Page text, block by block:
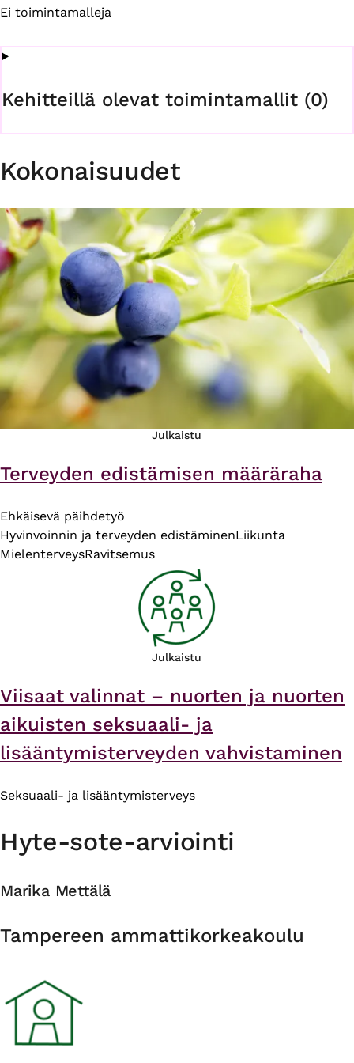
Ei toimintamalleja
Kehitteillä olevat toimintamallit (0)
Kokonaisuudet
Julkaistu
Terveyden edistämisen määräraha
Ehkäisevä päihdetyö
Hyvinvoinnin ja terveyden edistäminenLiikunta
MielenterveysRavitsemus
Julkaistu
Viisaat valinnat – nuorten ja nuorten
aikuisten seksuaali- ja
lisääntymisterveyden vahvistaminen
Seksuaali- ja lisääntymisterveys
Hyte-sote-arviointi
Marika Mettälä
Organisaatio
Tampereen ammattikorkeakoulu